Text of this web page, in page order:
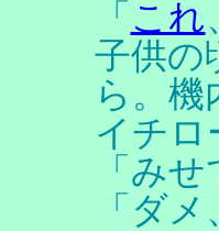
「 これ
子供の
ら。
イチロ
「みせ
「ダ